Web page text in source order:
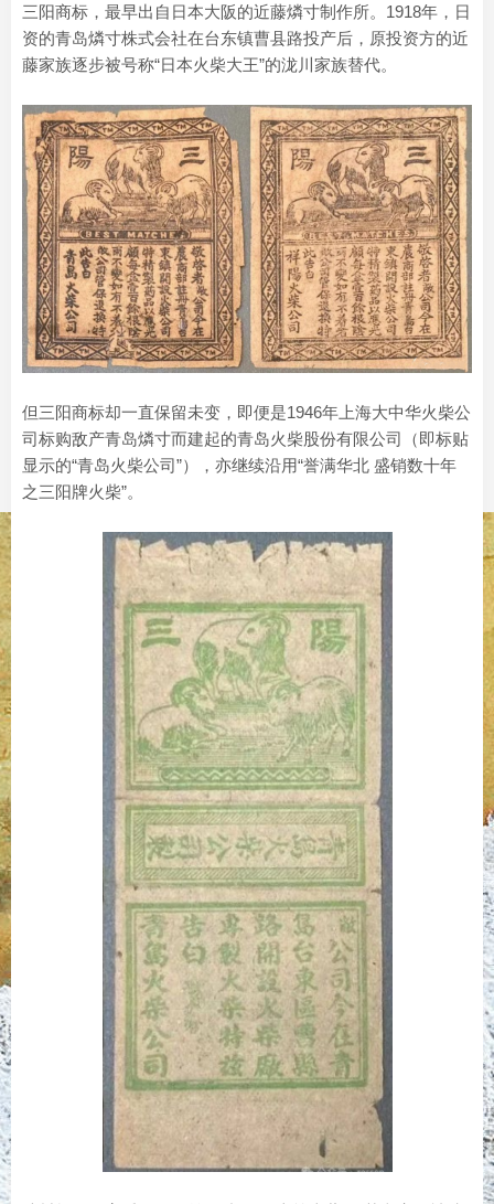
三阳商标，最早出自日本大阪的近藤燐寸制作所。1918年，日
资的青岛燐寸株式会社在台东镇曹县路投产后，原投资方的近
藤家族逐步被号称“日本火柴大王”的泷川家族替代。
但三阳商标却一直保留未变，即便是1946年上海大中华火柴公
司标购敌产青岛燐寸而建起的青岛火柴股份有限公司（即标贴
显示的“青岛火柴公司”），亦继续沿用“誉满华北 盛销数十年
之三阳牌火柴”。